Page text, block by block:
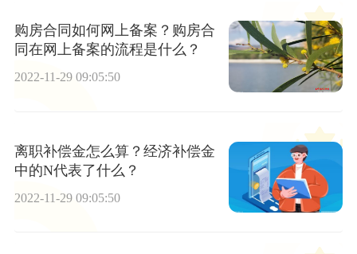
购房合同如何网上备案？购房合
同在网上备案的流程是什么？
2022-11-29 09:05:50
离职补偿金怎么算？经济补偿金
中的N代表了什么？
2022-11-29 09:05:50